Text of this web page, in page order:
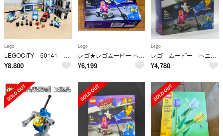
Lego
LEGOCITY 60141 ポリスステーション
¥8,800
Lego
レゴ★レゴムービー ベニーの宇宙スクワッド 70841（中味のみ）新品 激レア
¥6,199
Lego
レゴ ムービー ベニーの宇宙スクワッド 70841
¥4,780